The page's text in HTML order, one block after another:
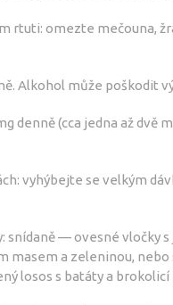
rtuti: omezte mečouna,
Alkohol může poškodit
denně (cca jedna až dvě
vyhýbejte se velkým
snídaně — ovesné vločky
masem a zeleninou,
losos s batáty a